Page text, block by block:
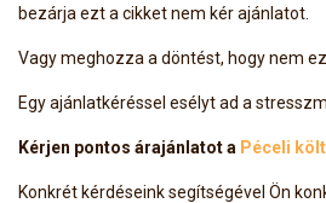
bezárja ezt a cikket nem kér ajánlatot.
Vagy meghozza a döntést, hogy nem
Egy ajánlatkéréssel esélyt ad a
Kérjen pontos árajánlatot a Péceli
Konkrét kérdéseink segítségével Ön